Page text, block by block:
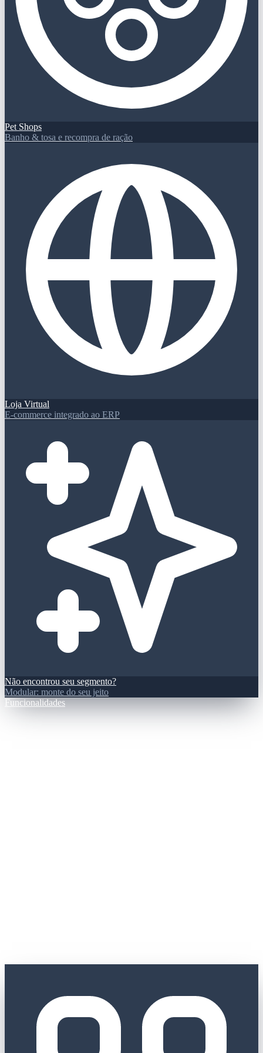
Pet Shops
Banho & tosa e recompra de ração
Loja Virtual
E-commerce integrado ao ERP
Não encontrou seu segmento?
Modular: monte do seu jeito
Funcionalidades